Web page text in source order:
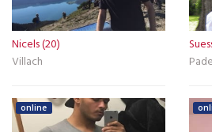
Nicels (20)
Villach
online